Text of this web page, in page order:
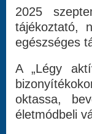
2025
tájékoztató,
egészséges
A „Légy
oktassa,
életmódbeli